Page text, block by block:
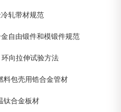
冷轧带材规范
自由锻件和模锻件规范
环向拉伸试验方法
料包壳用锆合金管材
钛合金板材